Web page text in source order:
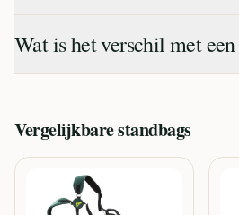
Wat is het verschil met
Vergelijkbarestandbags